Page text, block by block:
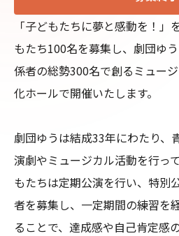
「子どもたちに夢と感動を！
もたち100名を募集し、劇団ゆ
係者の総勢300名で創るミュー
化ホールで開催いたします。
劇団ゆうは結成33年にわたり、
演劇やミュージカル活動を行っ
もたちは定期公演を行い、特別
者を募集し、一定期間の練習を
ることで、達成感や自己肯定感